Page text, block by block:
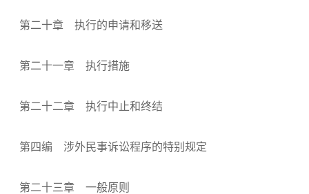
第二十章 执行的申请和移送
第二十一章 执行措施
第二十二章 执行中止和终结
第四编 涉外民事诉讼程序的特别规定
第二十三章 一般原则